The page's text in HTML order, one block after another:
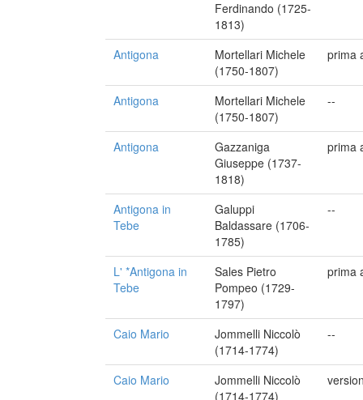
Ferdinando (1725-
1813)
Antigona
Mortellari Michele
(1750-1807)
prima
Antigona
Mortellari Michele
(1750-1807)
--
Antigona
Gazzaniga
Giuseppe (1737-
1818)
prima
Antigona in
Tebe
Galuppi
Baldassare (1706-
1785)
--
L' *Antigona in
Tebe
Sales Pietro
Pompeo (1729-
1797)
prima
Caio Mario
Jommelli Niccolò
(1714-1774)
--
Caio Mario
Jommelli Niccolò
(1714-1774)